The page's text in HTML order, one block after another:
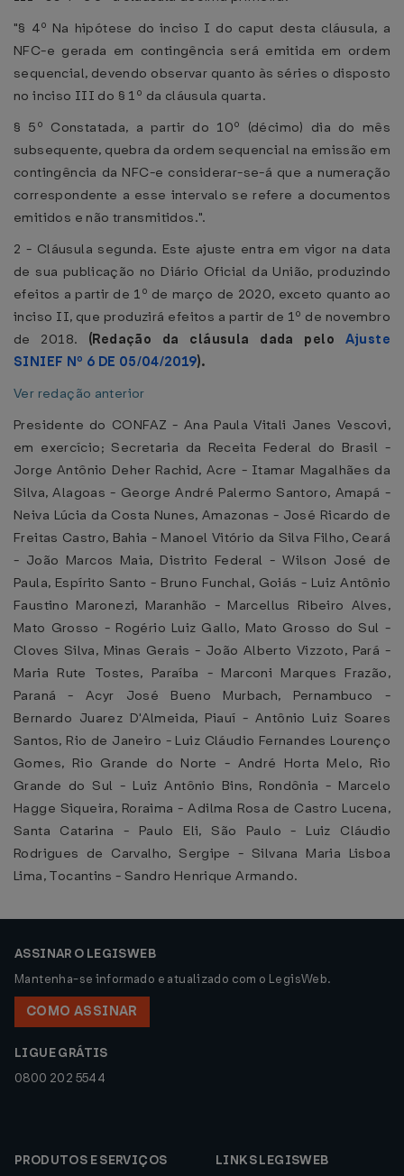
"§ 4º Na hipótese do inciso I do caput desta cláusula, a
NFC-e gerada em contingência será emitida em ordem
sequencial, devendo observar quanto às séries o disposto
no inciso III do § 1º da cláusula quarta.
§ 5º Constatada, a partir do 10º (décimo) dia do mês
subsequente, quebra da ordem sequencial na emissão em
contingência da NFC-e considerar-se-á que a numeração
correspondente a esse intervalo se refere a documentos
emitidos e não transmitidos.".
2 - Cláusula segunda. Este ajuste entra em vigor na data
de sua publicação no Diário Oficial da União, produzindo
efeitos a partir de 1º de março de 2020, exceto quanto ao
inciso II, que produzirá efeitos a partir de 1º de novembro
de 2018. (Redação da cláusula dada pelo Ajuste
SINIEF Nº 6 DE 05/04/2019).
Ver redação anterior
Presidente do CONFAZ - Ana Paula Vitali Janes Vescovi,
em exercício; Secretaria da Receita Federal do Brasil -
Jorge Antônio Deher Rachid, Acre - Itamar Magalhães da
Silva, Alagoas - George André Palermo Santoro, Amapá -
Neiva Lúcia da Costa Nunes, Amazonas - José Ricardo de
Freitas Castro, Bahia - Manoel Vitório da Silva Filho, Ceará
- João Marcos Maia, Distrito Federal - Wilson José de
Paula, Espírito Santo - Bruno Funchal, Goiás - Luiz Antônio
Faustino Maronezi, Maranhão - Marcellus Ribeiro Alves,
Mato Grosso - Rogério Luiz Gallo, Mato Grosso do Sul -
Cloves Silva, Minas Gerais - João Alberto Vizzoto, Pará -
Maria Rute Tostes, Paraíba - Marconi Marques Frazão,
Paraná - Acyr José Bueno Murbach, Pernambuco -
Bernardo Juarez D'Almeida, Piauí - Antônio Luiz Soares
Santos, Rio de Janeiro - Luiz Cláudio Fernandes Lourenço
Gomes, Rio Grande do Norte - André Horta Melo, Rio
Grande do Sul - Luiz Antônio Bins, Rondônia - Marcelo
Hagge Siqueira, Roraima - Adilma Rosa de Castro Lucena,
Santa Catarina - Paulo Eli, São Paulo - Luiz Cláudio
Rodrigues de Carvalho, Sergipe - Silvana Maria Lisboa
Lima, Tocantins - Sandro Henrique Armando.
ASSINAR O LEGISWEB
Mantenha-se informado e atualizado com o LegisWeb.
COMO ASSINAR
LIGUE GRÁTIS
0800 202 5544
PRODUTOS E SERVIÇOS
LINKS LEGISWEB